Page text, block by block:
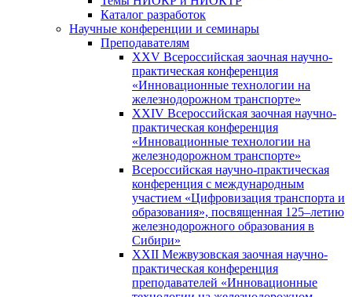
Каталог разработок
Научные конференции и семинары
Преподавателям
XXV Всероссийская заочная научно-
практическая конференция
«Инновационные технологии на
железнодорожном транспорте»
XXIV Всероссийская заочная научно-
практическая конференция
«Инновационные технологии на
железнодорожном транспорте»
Всероссийская научно-практическая
конференция с международным
участием «Цифровизация транспорта и
образования», посвященная 125–летию
железнодорожного образования в
Сибири»
XXII Межвузовская заочная научно-
практическая конференция
преподавателей «Инновационные